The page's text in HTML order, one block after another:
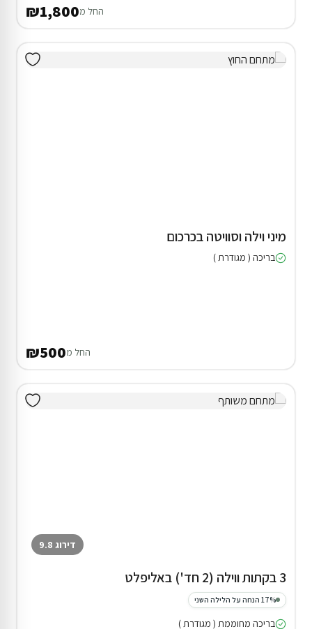
החל מ₪1,800
מיני וילה וסוויטה בכרכום
בריכה ( מגודרת )
החל מ₪500
דירוג 9.8
3 בקתות ווילה (2 חד') באליפלט
17% הנחה על הלילה השני
בריכה מחוממת ( מגודרת )